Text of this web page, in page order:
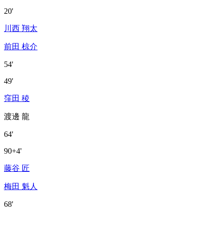
20'
川西 翔太
前田 椋介
54'
49'
窪田 稜
渡邊 龍
64'
90+4'
藤谷 匠
梅田 魁人
68'